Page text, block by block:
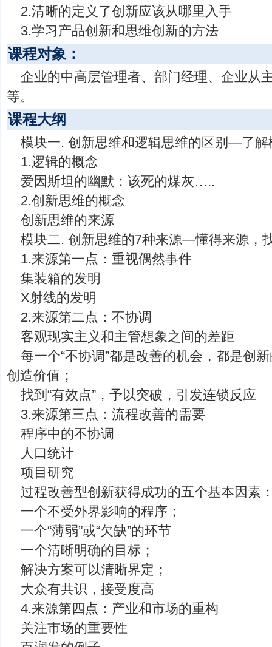
2.清晰的定义了创新应该从哪里入手
3.学习产品创新和思维创新的方法
课程对象：
企业的中高层管理者、部门经理、企业从
等。
课程大纲
模块一. 创新思维和逻辑思维的区别—了解
1.逻辑的概念
爱因斯坦的幽默：该死的煤灰…..
2.创新思维的概念
创新思维的来源
模块二. 创新思维的7种来源—懂得来源，
1.来源第一点：重视偶然事件
集装箱的发明
X射线的发明
2.来源第二点：不协调
客观现实主义和主管想象之间的差距
每一个“不协调”都是改善的机会，都是创
创造价值；
找到“有效点”，予以突破，引发连锁反应
3.来源第三点：流程改善的需要
程序中的不协调
人口统计
项目研究
过程改善型创新获得成功的五个基本因素
一个不受外界影响的程序；
一个“薄弱”或“欠缺”的环节
一个清晰明确的目标；
解决方案可以清晰界定；
大众有共识，接受度高
4.来源第四点：产业和市场的重构
关注市场的重要性